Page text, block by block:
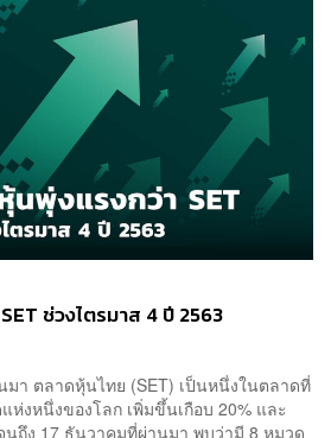
ช่วงไตรมาส 4 ปี 2563
มา ตลาดหุ้นไทย (SET) เป็นหนึ่งในตลาดที่
งหนึ่งของโลก เพิ่มขึ้นเกือบ 20% และ
นถึง 17 ธันวาคมที่ผ่านมา พบว่ามี 8 หมวด